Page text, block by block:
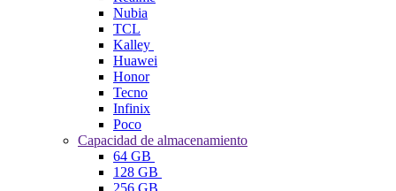
Nubia
TCL
Kalley
Huawei
Honor
Tecno
Infinix
Poco
Capacidad de almacenamiento
64 GB
128 GB
256 GB